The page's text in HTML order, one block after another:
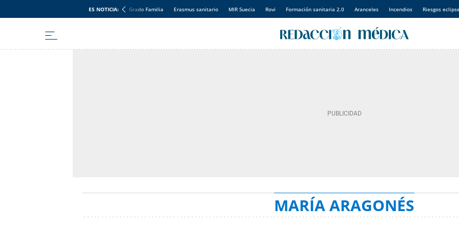
ES NOTICIA: Grado Familia Erasmus sanitario MIR Suecia Rovi Formación sanitaria 2.0 Aranceles Incendios Riesgos
MARÍA ARAGONÉS